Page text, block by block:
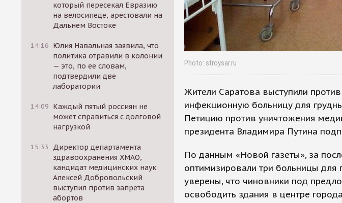
который пересекал Евразию
на велосипеде, арестовали на
Дальнем Востоке
14:16 Юлия Навальная заявила, что
политика отравили в колонии
— это, по ее словам,
подтвердили две
лаборатории
14:09 Каждый пятый россиян не
может справиться с долговой
нагрузкой
15:33
Директор департамента
здравоохранения ХМАО,
кандидат медицинских наук
Алексей Добровольский
выступил против запрета
абортов
Photo: stroysar.ru
Жители Саратова выступили
инфекционную больницу для
Петицию против уничтожения
президента Владимира Путина
По данным «Новой газеты», за
оптимизировали три больницы для
уверены, что чиновники под
освободить здания в центре